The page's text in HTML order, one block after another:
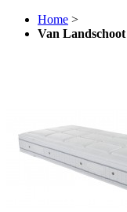
Home >
Van